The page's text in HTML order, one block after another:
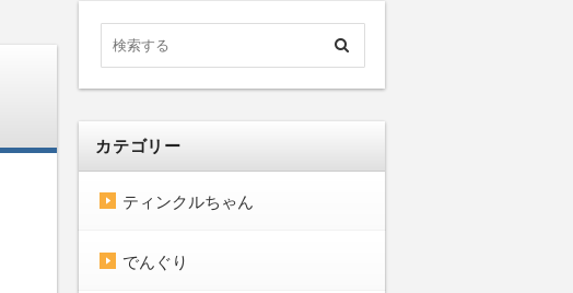
カテゴリー
ティンクルちゃん
でんぐり